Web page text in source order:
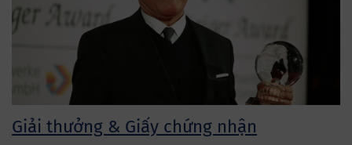
Giải thưởng & Giấy chứng nhận